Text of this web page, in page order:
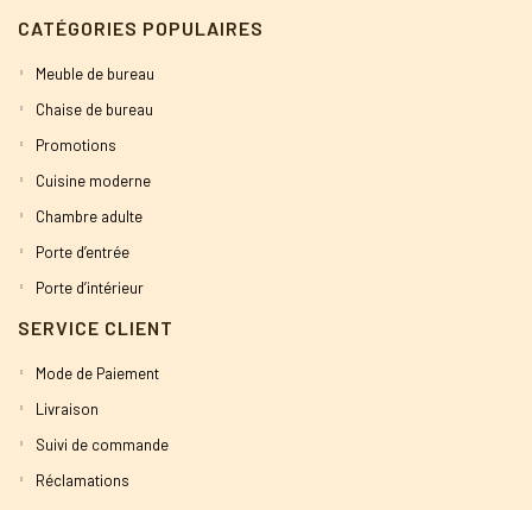
CATÉGORIES POPULAIRES
Meuble de bureau
Chaise de bureau
Promotions
Cuisine moderne
Chambre adulte
Porte d’entrée
Porte d’intérieur
SERVICE CLIENT
Mode de Paiement
Livraison
Suivi de commande
Réclamations